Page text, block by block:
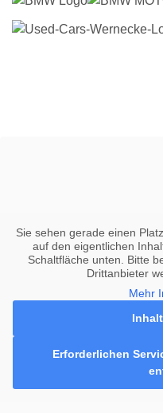
Sie sehen gerade einen
auf den eigentlichen
Schaltfläche unten. Bitte
Drittanbieter
Mehr
Erforderlichen